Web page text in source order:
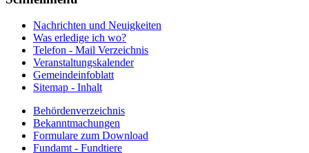
Nachrichten und Neuigkeiten
Was erledige ich wo?
Telefon - Mail Verzeichnis
Veranstaltungskalender
Gemeindeinfoblatt
Sitemap - Inhalt
Behördenverzeichnis
Bekanntmachungen
Formulare zum Download
Fundamt - Fundtiere